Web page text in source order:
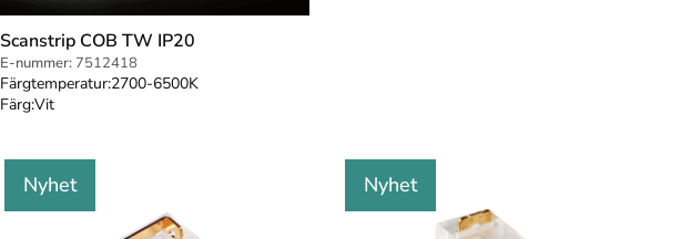
Scanstrip COB TW IP20
E-nummer: 7512418
Färgtemperatur:2700-6500K
Färg:Vit
Nyhet Nyhet